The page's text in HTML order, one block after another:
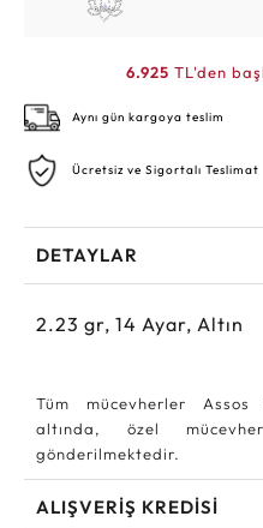
6.925 TL'den
Aynı gün kargoya teslim
Ücretsiz ve Sigortalı Teslimat
DETAYLAR
2.23 gr, 14 Ayar, Altın
Tüm mücevherler
altında, özel
gönderilmektedir.
ALIŞVERİŞ KREDİSİ